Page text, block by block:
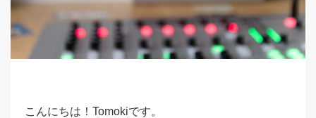
こんにちは！Tomokiです。